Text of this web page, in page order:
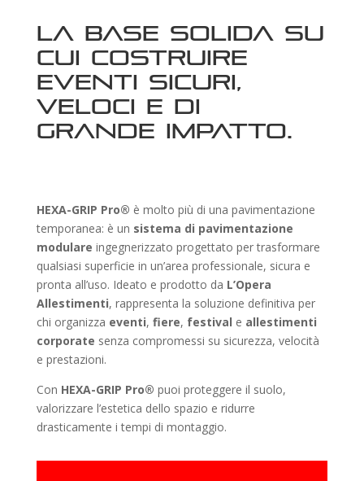
La base solida su
cui costruire
eventi sicuri,
veloci e di
grande impatto.
HEXA-GRIP Pro® è molto più di una pavimentazione
temporanea: è un sistema di pavimentazione
modulare ingegnerizzato progettato per trasformare
qualsiasi superficie in un’area professionale, sicura e
pronta all’uso. Ideato e prodotto da L’Opera
Allestimenti, rappresenta la soluzione definitiva per
chi organizza eventi, fiere, festival e allestimenti
corporate senza compromessi su sicurezza, velocità
e prestazioni.
Con HEXA-GRIP Pro® puoi proteggere il suolo,
valorizzare l’estetica dello spazio e ridurre
drasticamente i tempi di montaggio.